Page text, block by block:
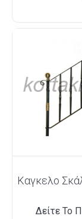
Καγκελο
Δείτε Το